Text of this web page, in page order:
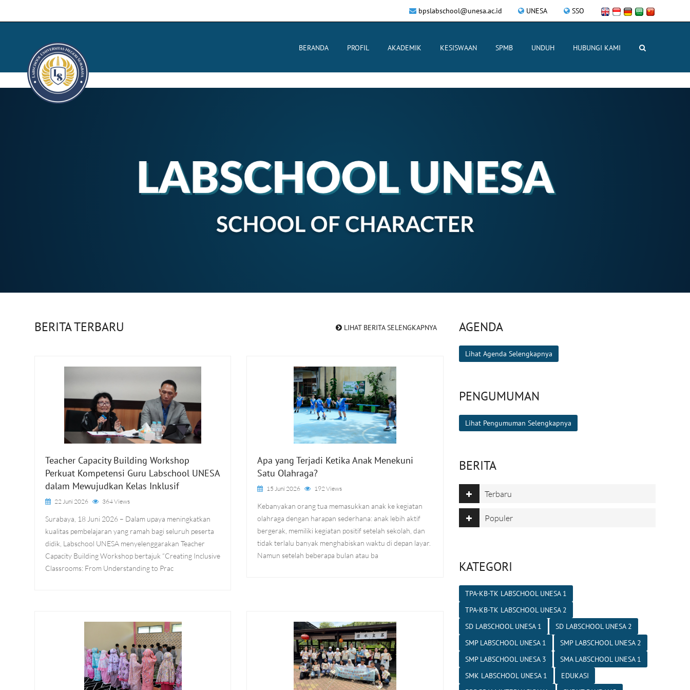
UNESA SSO
bpslabschool@unesa.ac.id
BERANDA PROFIL AKADEMIK KESISWAAN SPMB UNDUH HUBUNGI KAMI
BERITA TERBARU LIHAT BERITA SELENGKAPNYA
Teacher Capacity Building Workshop
Perkuat Kompetensi Guru Labschool UNESA
dalam Mewujudkan Kelas Inklusif
22 Juni 2026 364 Views
Surabaya, 18 Juni 2026 – Dalam upaya meningkatkan
kualitas pembelajaran yang ramah bagi seluruh peserta
didik, Labschool UNESA menyelenggarakan Teacher
Capacity Building Workshop bertajuk “Creating Inclusive
Classrooms: From Understanding to Prac
Apa yang Terjadi Ketika Anak Menekuni
Satu Olahraga?
15 Juni 2026 192 Views
Kebanyakan orang tua memasukkan anak ke kegiatan
olahraga dengan harapan sederhana: anak lebih aktif
bergerak, memiliki kegiatan positif setelah sekolah, dan
tidak terlalu banyak menghabiskan waktu di depan layar.
Namun setelah beberapa bulan atau ba
AGENDA
Lihat Agenda Selengkapnya
PENGUMUMAN
Lihat Pengumuman Selengkapnya
BERITA
Terbaru
Populer
KATEGORI
TPA-KB-TK LABSCHOOL UNESA 1
TPA-KB-TK LABSCHOOL UNESA 2
SD LABSCHOOL UNESA 1
SD LABSCHOOL UNESA 2
SMP LABSCHOOL UNESA 1
SMP LABSCHOOL UNESA 2
SMP LABSCHOOL UNESA 3
SMA LABSCHOOL UNESA 1
SMK LABSCHOOL UNESA 1
EDUKASI